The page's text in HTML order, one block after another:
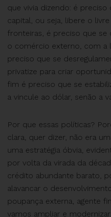
que vivia dizendo: é
capital, ou seja, libere o
fronteiras, é preciso que
o comércio externo, com a
preciso que se
privatize para criar
fim é preciso que se
a vincule ao dólar, senão a
Por que essas políticas?
clara, quer dizer, não era
uma estratégia óbvia,
por volta da virada da
crédito abundante barato,
alavancar o
poupança externa, agente
vamos ampliar e